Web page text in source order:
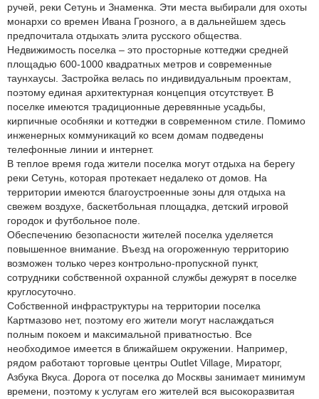
ручей, реки Сетунь и Знаменка. Эти места выбирали для охоты
монархи со времен Ивана Грозного, а в дальнейшем здесь
предпочитала отдыхать элита русского общества.
Недвижимость поселка – это просторные коттеджи средней
площадью 600-1000 квадратных метров и современные
таунхаусы. Застройка велась по индивидуальным проектам,
поэтому единая архитектурная концепция отсутствует. В
поселке имеются традиционные деревянные усадьбы,
кирпичные особняки и коттеджи в современном стиле. Помимо
инженерных коммуникаций ко всем домам подведены
телефонные линии и интернет.
В теплое время года жители поселка могут отдыха на берегу
реки Сетунь, которая протекает недалеко от домов. На
территории имеются благоустроенные зоны для отдыха на
свежем воздухе, баскетбольная площадка, детский игровой
городок и футбольное поле.
Обеспечению безопасности жителей поселка уделяется
повышенное внимание. Въезд на огороженную территорию
возможен только через контрольно-пропускной пункт,
сотрудники собственной охранной службы дежурят в поселке
круглосуточно.
Собственной инфраструктуры на территории поселка
Картмазово нет, поэтому его жители могут наслаждаться
полным покоем и максимальной приватностью. Все
необходимое имеется в ближайшем окружении. Например,
рядом работают торговые центры Outlet Village, Мираторг,
Азбука Вкуса. Дорога от поселка до Москвы занимает минимум
времени, поэтому к услугам его жителей вся высокоразвитая